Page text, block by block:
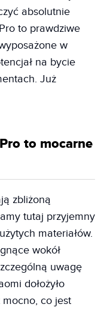
absolutnie
to prawdziwe
w
na bycie
Już
to mocarne
zbliżoną
tutaj przyjemny
materiałów.
wokół
uwagę
dołożyło
mocno, co jest